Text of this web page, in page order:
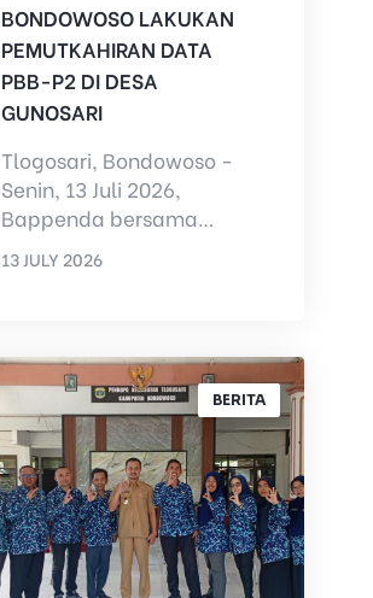
BONDOWOSO LAKUKAN
PEMUTKAHIRAN DATA
PBB-P2 DI DESA
GUNOSARI
Tlogosari, Bondowoso -
Senin, 13 Juli 2026,
Bappenda bersama
Tlogosari (Camat
13 JULY 2026
BERITA